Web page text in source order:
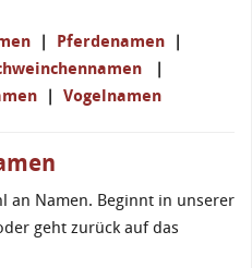
| Pferdenamen |
|
| Vogelnamen
an Namen. Beginnt in unserer
geht zurück auf das